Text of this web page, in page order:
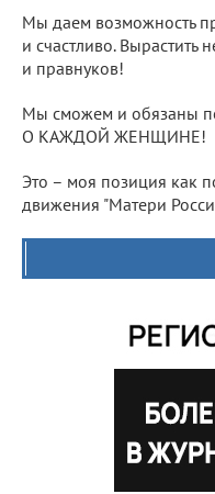
Мы даем возможность
и счастливо. Вырастить
и правнуков!
Мы сможем и обязаны
О КАЖДОЙ ЖЕНЩИНЕ!
Это – моя позиция как
движения "Матери